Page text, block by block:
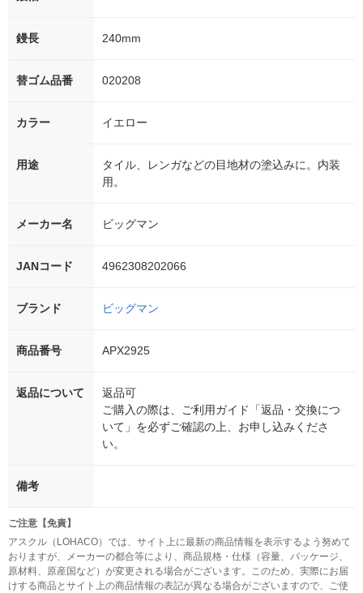
鏝長 240mm
替ゴム品番 020208
カラー イエロー
用途
タイル、レンガなどの目地材の塗込みに。内装
用。
メーカー名 ビッグマン
JANコード 4962308202066
ブランド ビッグマン
商品番号 APX2925
返品について
返品可
ご購入の際は、ご利用ガイド「返品・交換につ
いて」を必ずご確認の上、お申し込みくださ
い。
備考
ご注意【免責】
アスクル（LOHACO）では、サイト上に最新の商品情報を表示するよう努めて
おりますが、メーカーの都合等により、商品規格・仕様（容量、パッケージ、
原材料、原産国など）が変更される場合がございます。このため、実際にお届
けする商品とサイト上の商品情報の表記が異なる場合がございますので、ご使